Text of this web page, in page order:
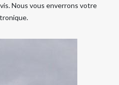
Nous vous enverrons votre